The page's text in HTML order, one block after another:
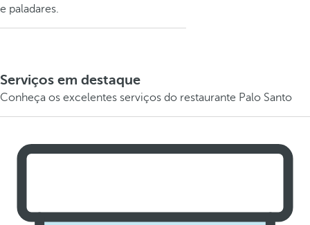
e paladares.
Serviços em destaque
Conheça os excelentes serviços do restaurante Palo Santo